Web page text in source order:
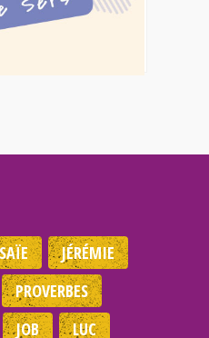
JÉRÉMIE
PROVERBES
JOB LUC